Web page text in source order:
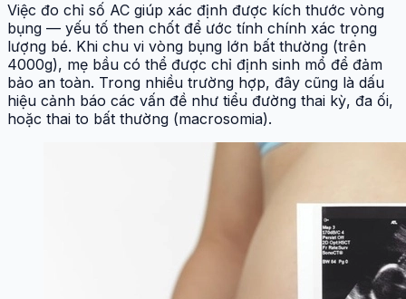
Việc đo chỉ số AC giúp xác định được kích thước vòng
bụng — yếu tố then chốt để ước tính chính xác trọng
lượng bé. Khi chu vi vòng bụng lớn bất thường (trên
4000g), mẹ bầu có thể được chỉ định sinh mổ để đảm
bảo an toàn. Trong nhiều trường hợp, đây cũng là dấu
hiệu cảnh báo các vấn đề như tiểu đường thai kỳ, đa ối,
hoặc thai to bất thường (macrosomia).